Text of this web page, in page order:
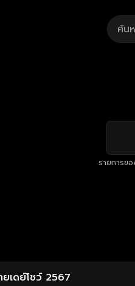
รายการข
ยเดย์โชว์ 2567